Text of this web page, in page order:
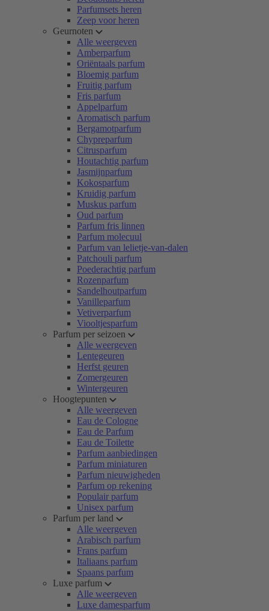
Parfumsets heren
Zeep voor heren
Geurnoten
Alle weergeven
Amberparfum
Oriëntaals parfum
Bloemig parfum
Fruitig parfum
Fris parfum
Appelparfum
Aromatisch parfum
Bergamotparfum
Chypreparfum
Citrusparfum
Houtachtig parfum
Jasmijnparfum
Kokosparfum
Kruidig parfum
Muskus parfum
Oud parfum
Parfum fris linnen
Parfum molecuul
Parfum van lelietje-van-dalen
Patchouli parfum
Poederachtig parfum
Rozenparfum
Sandelhoutparfum
Vanilleparfum
Vetiverparfum
Viooltjesparfum
Parfum per seizoen
Alle weergeven
Lentegeuren
Herfst geuren
Zomergeuren
Wintergeuren
Hoogtepunten
Alle weergeven
Eau de Cologne
Eau de Parfum
Eau de Toilette
Parfum aanbiedingen
Parfum miniaturen
Parfum nieuwigheden
Parfum op rekening
Populair parfum
Unisex parfum
Parfum per land
Alle weergeven
Arabisch parfum
Frans parfum
Italiaans parfum
Spaans parfum
Luxe parfum
Alle weergeven
Luxe damesparfum